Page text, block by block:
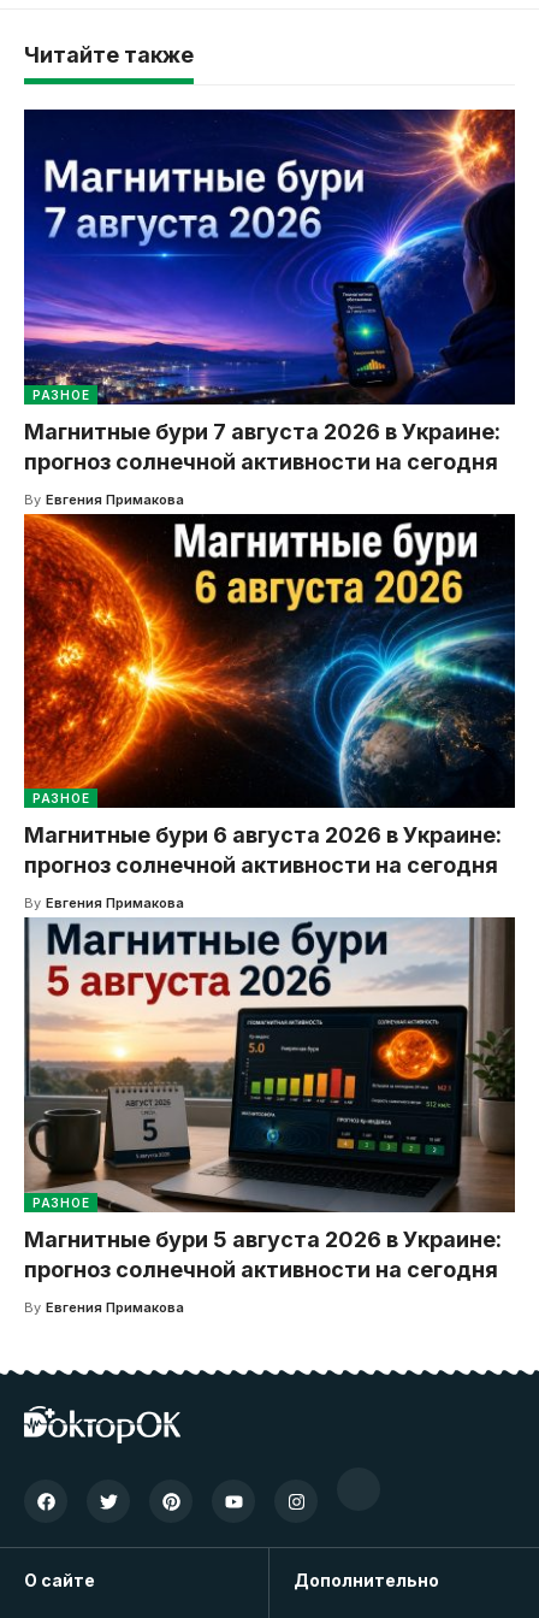
Читайте также
РАЗНОЕ
Магнитные бури 7 августа 2026 в Украине:
прогноз солнечной активности на сегодня
By Евгения Примакова
РАЗНОЕ
Магнитные бури 6 августа 2026 в Украине:
прогноз солнечной активности на сегодня
By Евгения Примакова
РАЗНОЕ
Магнитные бури 5 августа 2026 в Украине:
прогноз солнечной активности на сегодня
By Евгения Примакова
О сайте Дополнительно